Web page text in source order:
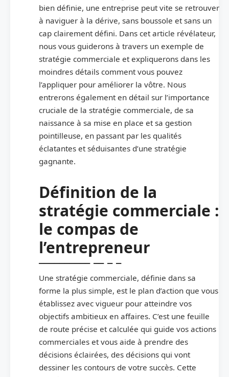
bien définie, une entreprise peut vite se retrouver
à naviguer à la dérive, sans boussole et sans un
cap clairement défini. Dans cet article révélateur,
nous vous guiderons à travers un exemple de
stratégie commerciale et expliquerons dans les
moindres détails comment vous pouvez
l’appliquer pour améliorer la vôtre. Nous
entrerons également en détail sur l’importance
cruciale de la stratégie commerciale, de sa
naissance à sa mise en place et sa gestion
pointilleuse, en passant par les qualités
éclatantes et séduisantes d’une stratégie
gagnante.
Définition de la
stratégie commerciale :
le compas de
l’entrepreneur
Une stratégie commerciale, définie dans sa
forme la plus simple, est le plan d’action que vous
établissez avec vigueur pour atteindre vos
objectifs ambitieux en affaires. C’est une feuille
de route précise et calculée qui guide vos actions
commerciales et vous aide à prendre des
décisions éclairées, des décisions qui vont
dessiner les contours de votre succès. Cette